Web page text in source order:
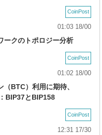
CoinPost
01:03 18/00
ークのトポロジー分析
CoinPost
01:02 18/00
BTC）利用に期待、
BIP37とBIP158
CoinPost
12:31 17/30